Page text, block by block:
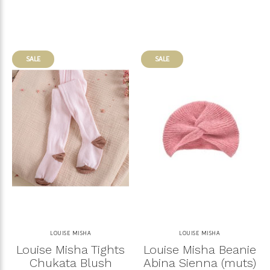
SALE
LOUISE MISHA
Louise Misha Tights
Chukata Blush
SALE
LOUISE MISHA
Louise Misha Beanie
Abina Sienna (muts)